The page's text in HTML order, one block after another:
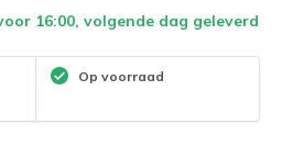
16:00, volgende dag geleverd
Op voorraad